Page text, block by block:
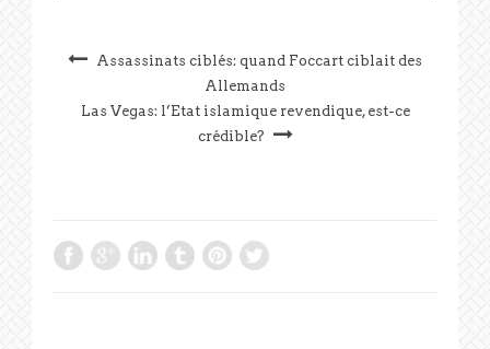
Assassinats ciblés: quand Foccart ciblait des
Allemands
Las Vegas: l’Etat islamique revendique, est-ce
crédible?